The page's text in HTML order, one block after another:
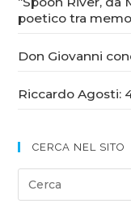
poetico tra
Don Giovanni
Riccardo Agosti:
CERCA NEL SITO